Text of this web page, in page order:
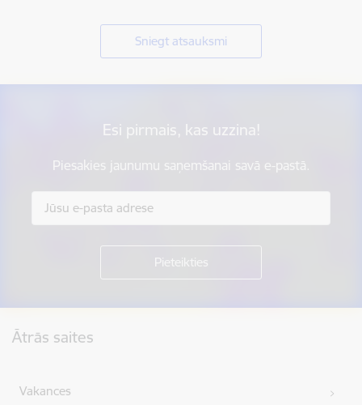
Sniegt atsauksmi
Esi pirmais, kas uzzina!
Piesakies jaunumu saņemšanai savā e-pastā.
Ātrās saites
Vakances